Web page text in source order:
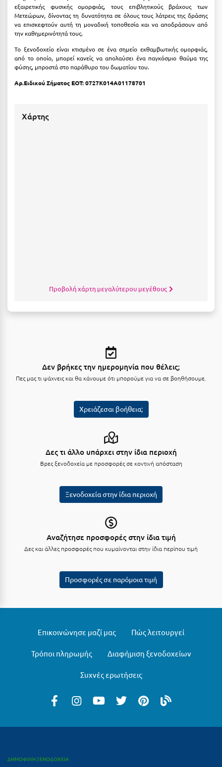
Κοζάνη
Κοκκώνι Κορινθίας
Κόνιτσα
Κόρινθος
Κουρούτα Ηλείας
Λ
Λίμνη Πλαστήρα
Λουτρά Υπάτης
Μαρώνεια
Μέτσοβο
εξαιρετικής φυσικής ομορφιάς, τους επιβλητικούς βράχους των
Μετεώρων, δίνοντας τη δυνατότητα σε όλους τους λάτρεις της δράσης
να επισκεφτούν αυτή τη μοναδική τοποθεσία και να αποδράσουν από
την καθημερινότητά τους.
Το ξενοδοχείο είναι κτισμένο σε ένα σημείο εκθαμβωτικής ομορφιάς,
από το οποίο, μπορεί κανείς να απολαύσει ένα παγκόσμιο θαύμα της
φύσης, μπροστά στο παράθυρο του δωματίου του.
Αρ.Ειδικού Σήματος ΕΟΤ: 0727K014A01178701
Χάρτης
Προβολή χάρτη μεγαλύτερου μεγέθους
Δεν βρήκες την ημερομηνία που θέλεις;
Πες μας τι ψάχνεις και θα κάνουμε ότι μπορούμε για να σε βοηθήσουμε.
Χρειάζεσαι βοήθεια;
Δες τι άλλο υπάρχει στην ίδια περιοχή
Βρες ξενοδοχεία με προσφορές σε κοντινή απόσταση
Ξενοδοχεία στην ίδια περιοχή
Αναζήτησε προσφορές στην ίδια τιμή
Δες και άλλες προσφορές που κυμαίνονται στην ίδια περίπου τιμή
Προσφορές σε παρόμοια τιμή
Επικοινώνησε μαζί μας Πώς λειτουργεί
Τρόποι πληρωμής Διαφήμιση ξενοδοχείων
Συχνές ερωτήσεις
ΔΗΜΟΦΙΛΗ ΞΕΝΟΔΟΧΕΙΑ